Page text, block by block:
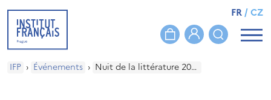
FR/CZ
IFP › Événements › Nuit de la littérature 2025 : Constance Debré, Love me tender